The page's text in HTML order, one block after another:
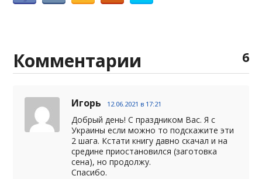
Комментарии 6
Игорь 12.06.2021 в 17:21
Добрый день! С праздником Вас. Я с
Украины если можно то подскажите эти
2 шага. Кстати книгу давно скачал и на
средине приостановился (заготовка
сена), но продолжу.
Спасибо.